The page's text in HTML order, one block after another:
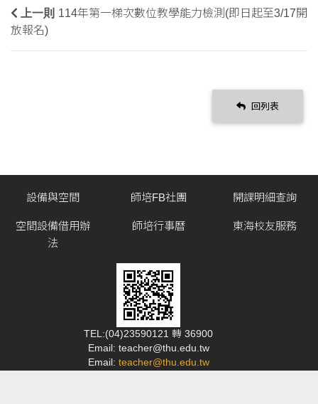
上一則 114年第一梯次數位教學能力檢測(即日起至3/17開
放報名)
回列表
設備與空間
空間設備借用辦
法
師培FB社團
師培行事曆
開課明細查詢
東海校友服務
TEL:(04)23590121 轉 36900
Email: teacher@thu.edu.tw
Email: teacher@thu.edu.tw